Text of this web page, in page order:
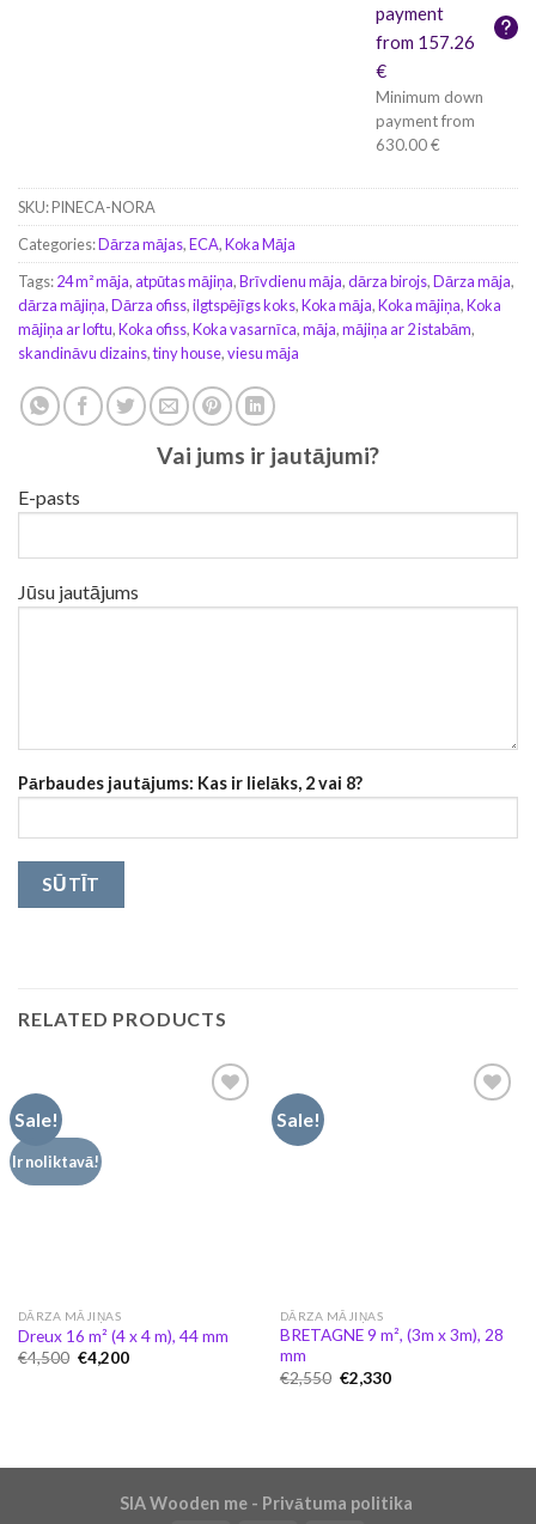
payment
from 157.26
€
Minimum down
payment from
630.00 €
SKU:PINECA-NORA
Categories:Dārza mājas,ECA,Koka Māja
Tags:24 m² māja,atpūtas mājiņa,Brīvdienu māja,dārza birojs,Dārza māja,
dārza mājiņa,Dārza ofiss,ilgtspējīgs koks,Koka māja,Koka mājiņa,Koka
mājiņa ar loftu,Koka ofiss,Koka vasarnīca,māja,mājiņa ar 2 istabām,
skandināvu dizains,tiny house,viesu māja
Vai jums ir jautājumi?
E-pasts
Jūsu jautājums
Pārbaudes jautājums: Kas ir lielāks, 2 vai 8?
RELATED PRODUCTS
Sale!
Ir noliktavā!
DĀRZA MĀJIŅAS
Dreux 16 m² (4 x 4 m), 44 mm
€4,500 Original
price
€4,200Current
Sale!
DĀRZA MĀJIŅAS
BRETAGNE 9 m², (3m x 3m), 28
mm
€2,550 Original
price
€2,330Current
SIA Wooden me - Privātuma politika